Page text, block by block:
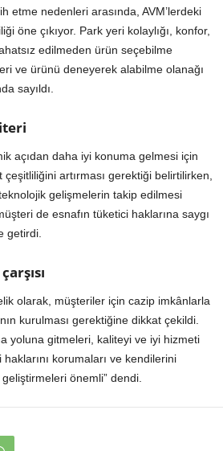
etme nedenleri arasında, AVM’lerdeki
öne çıkıyor. Park yeri kolaylığı, konfor,
edilmeden ürün seçebilme
ve ürünü deneyerek alabilme olanağı
sayıldı.
açıdan daha iyi konuma gelmesi için
artırması gerektiği belirtilirken,
gelişmelerin takip edilmesi
de esnafın tüketici haklarına saygı
getirdi.
olarak, müşteriler için cazip imkânlarla
kurulması gerektiğine dikkat çekildi.
yoluna gitmeleri, kaliteyi ve iyi hizmeti
korumaları ve kendilerini
önemli” dendi.